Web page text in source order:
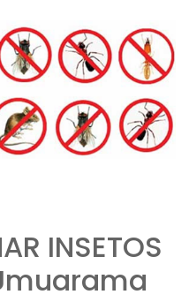
INSETOS